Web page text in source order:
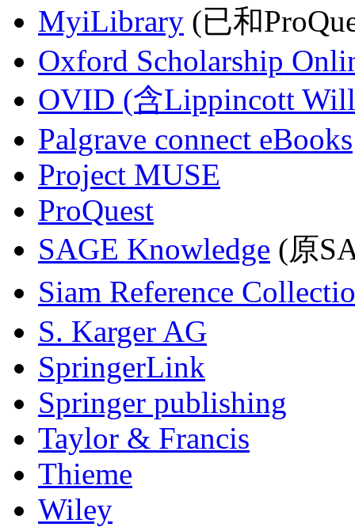
MyiLibrary (已和
Oxford Scholarship
OVID (含Lippincott
Palgrave connect eBooks
Project MUSE
ProQuest
SAGE Knowledge (原
Siam Reference
S. Karger AG
SpringerLink
Springer publishing
Taylor & Francis
Thieme
Wiley